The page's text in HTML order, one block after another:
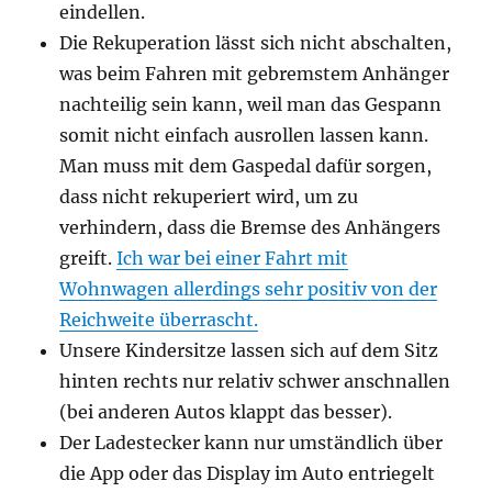
eindellen.
Die Rekuperation lässt sich nicht abschalten,
was beim Fahren mit gebremstem Anhänger
nachteilig sein kann, weil man das Gespann
somit nicht einfach ausrollen lassen kann.
Man muss mit dem Gaspedal dafür sorgen,
dass nicht rekuperiert wird, um zu
verhindern, dass die Bremse des Anhängers
greift.Ich war bei einer Fahrt mit
Wohnwagen allerdings sehr positiv von der
Reichweite überrascht.
Unsere Kindersitze lassen sich auf dem Sitz
hinten rechts nur relativ schwer anschnallen
(bei anderen Autos klappt das besser).
Der Ladestecker kann nur umständlich über
die App oder das Display im Auto entriegelt